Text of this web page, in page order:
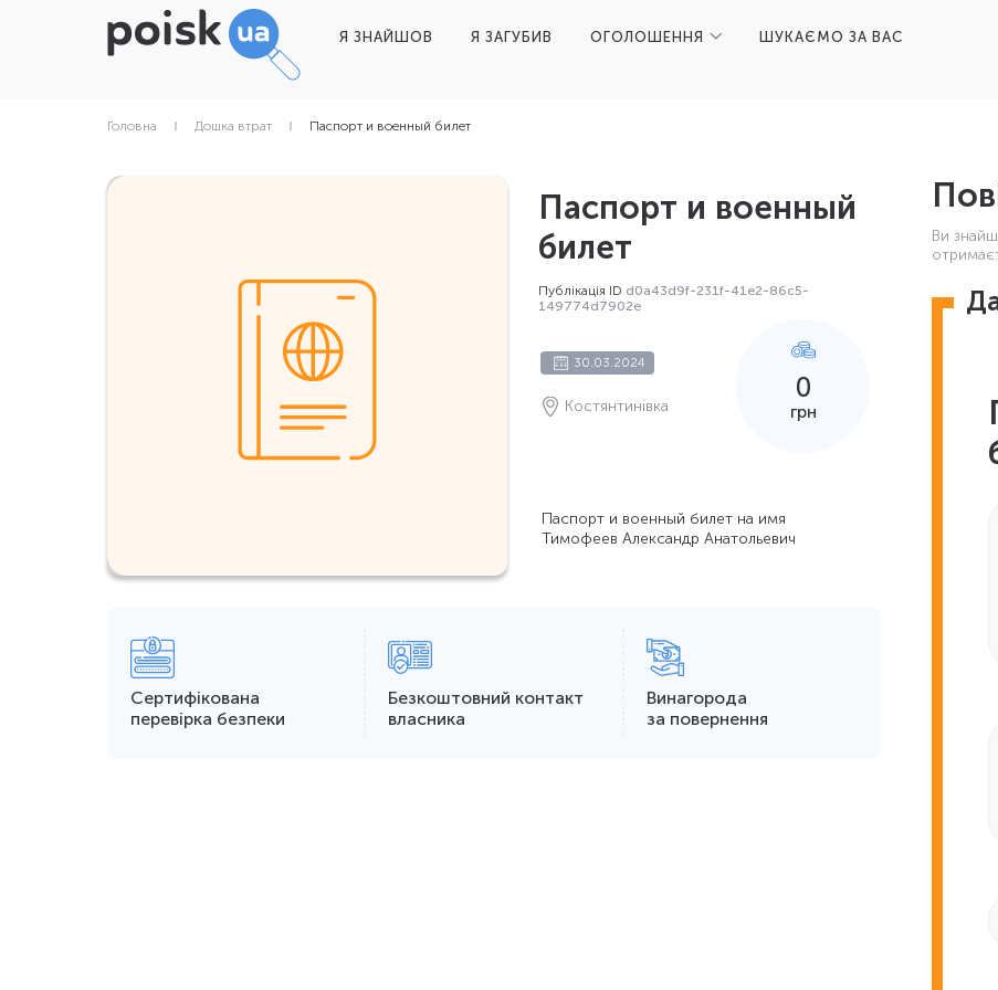
Я ЗНАЙШОВ Я ЗАГУБИВ ОГОЛОШЕННЯ ШУКАЄМО ЗА ВАС
Головна Дошка втрат Паспорт и военный билет
Паспорт и военный
билет
Публікація ID d0a43d9f-231f-41e2-86c5-
149774d7902e
30.03.2024
Костянтинівка
0
грн
Паспорт и военный билет на имя
Тимофеев Александр Анатольевич
Сертифікована
перевірка безпеки
Безкоштовний контакт
власника
Винагорода
за повернення
Ви